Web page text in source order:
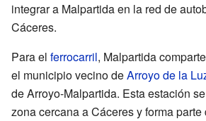
integrar a Malpartida en la red de
Cáceres.
Para el ferrocarril, Malpartida
el municipio vecino deArroyo de la
de Arroyo-Malpartida. Esta estación
zona cercana a Cáceres y forma